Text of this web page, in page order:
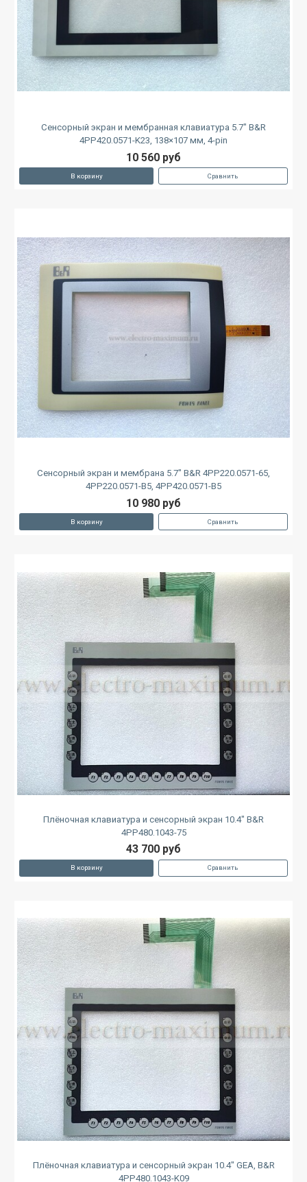
Сенсорный экран и мембранная клавиатура 5.7" B&R
4PP420.0571-K23, 138×107 мм, 4-pin
10 560 руб
В корзину Сравнить
Сенсорный экран и мембрана 5.7" B&R 4PP220.0571-65,
4PP220.0571-B5, 4PP420.0571-B5
10 980 руб
В корзину Сравнить
Плёночная клавиатура и сенсорный экран 10.4" B&R
4PP480.1043-75
43 700 руб
В корзину Сравнить
Плёночная клавиатура и сенсорный экран 10.4" GEA, B&R
4PP480.1043-K09